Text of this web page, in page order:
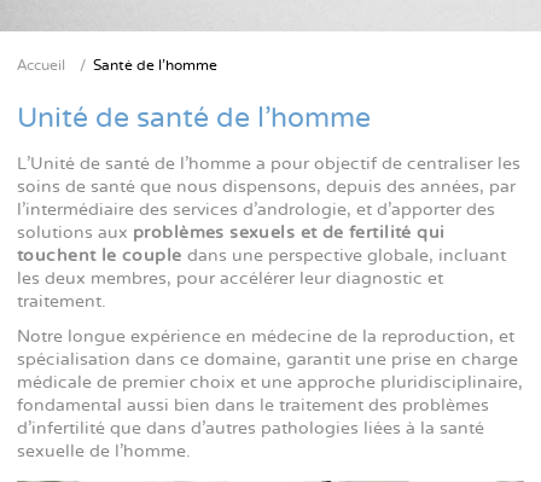
d'Ariane
Accueil Santé de l’homme
Unité de santé de l'homme
L'Unité de santé de l'homme a pour objectif de centraliser les
soins de santé que nous dispensons, depuis des années, par
l'intermédiaire des services d'andrologie, et d'apporter des
solutions aux problèmes sexuels et de fertilité qui
touchent le couple dans une perspective globale, incluant
les deux membres, pour accélérer leur diagnostic et
traitement.
Notre longue expérience en médecine de la reproduction, et
spécialisation dans ce domaine, garantit une prise en charge
médicale de premier choix et une approche pluridisciplinaire,
fondamental aussi bien dans le traitement des problèmes
d'infertilité que dans d'autres pathologies liées à la santé
sexuelle de l'homme.